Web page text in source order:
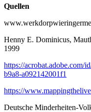
Quellen
Henny E. Dominicus,
1999
https://acrobat.adobe.com/
b9a8-a092142001f1
https://
Deutsche Minderheiten-